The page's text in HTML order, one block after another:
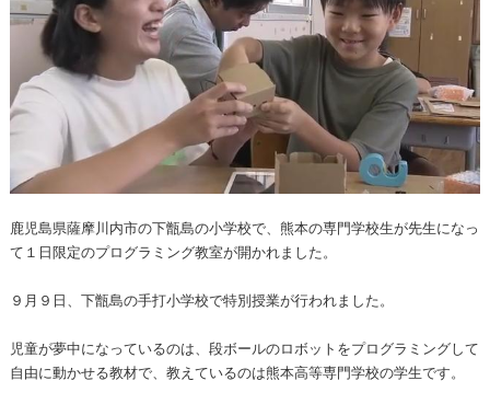
鹿児島県薩摩川内市の下甑島の小学校で、熊本の専門学校生が先生になっ
て１日限定のプログラミング教室が開かれました。
９月９日、下甑島の手打小学校で特別授業が行われました。
児童が夢中になっているのは、段ボールのロボットをプログラミングして
自由に動かせる教材で、教えているのは熊本高等専門学校の学生です。